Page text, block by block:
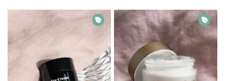
a
t
e
g